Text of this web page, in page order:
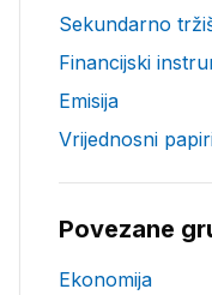
Sekundarno
Financijski
Emisija
Vrijednosni
Povezane
Ekonomija